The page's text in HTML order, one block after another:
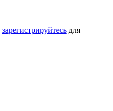
зарегистрируйтесь для